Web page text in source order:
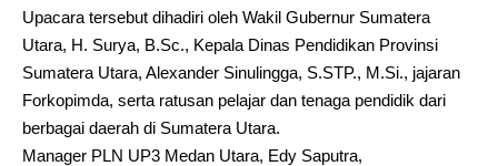
Upacara tersebut dihadiri oleh Wakil Gubernur Sumatera
Utara, H. Surya, B.Sc., Kepala Dinas Pendidikan Provinsi
Sumatera Utara, Alexander Sinulingga, S.STP., M.Si., jajaran
Forkopimda, serta ratusan pelajar dan tenaga pendidik dari
berbagai daerah di Sumatera Utara.
Manager PLN UP3 Medan Utara, Edy Saputra,